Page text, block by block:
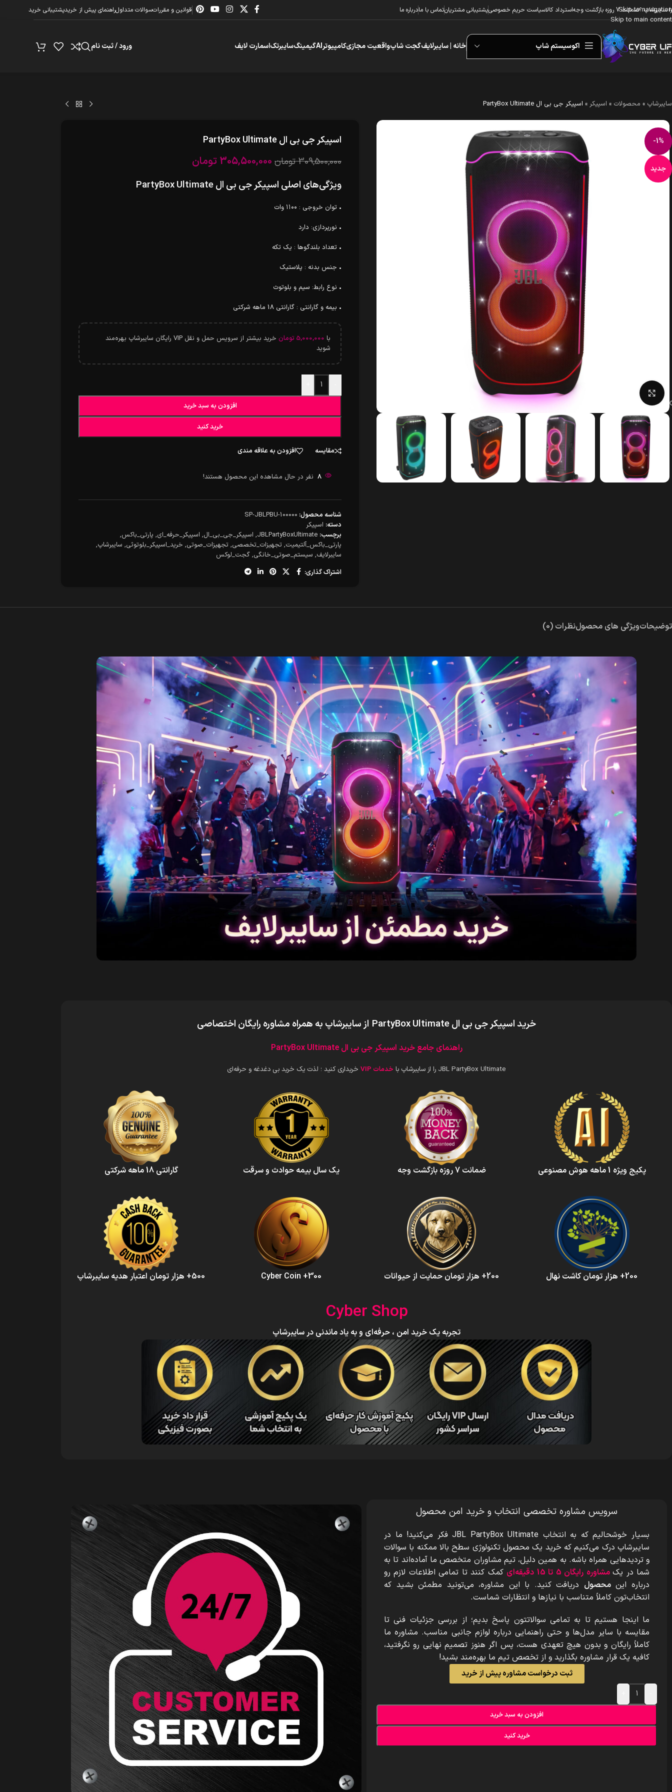
Skip to navigation
Skip to main content
سایبرشاپ ؟ضمانت 7 روزه بازگشت وجه استرداد کالاسیاست حریم خصوصیپشتیبانی مشتریانتماس با مادرباره ما قوانین و مقرراتسوالات متداولراهنمای پیش از خریدپشتیبانی خرید
اکوسیستم شاپ خانه | سایبرلایفگجت شاپواقعیت مجازیکامپیوترAIگیمینگسایبرتکاسمارت لایف ورود / ثبت نام
سایبرشاپ » محصولات » اسپیکر » اسپیکر جی بی ال PartyBox Ultimate
-1%
جدید
اسپیکر جی بی ال PartyBox Ultimate
309,500,000تومان 305,500,000 تومان
ویژگی‌های اصلی اسپیکر جی بی ال PartyBox Ultimate
• توان خروجی : ۱۱۰۰ وات
• نورپردازی: دارد
• تعداد بلندگوها : یک تکه
• جنس بدنه : پلاستیک
• نوع رابط: سیم و بلوتوث
• بیمه و گارانتی : گارانتی 18 ماهه شرکتی
با 5,000,000 تومان
خرید بیشتر از سرویس حمل و نقل VIP رایگان سایبرشاپ بهره‌مند
شوید
افزودن به سبد خرید
خرید کنید
مقایسه افزودن به علاقه مندی
8 نفر در حال مشاهده این محصول هستند!
شناسه محصول: SP-JBLPBU-100000
دسته: اسپیکر
برچسب: JBLPartyBoxUltimate
, اسپیکر_جی_بی_ال, اسپیکر_حرفه_ای, پارتی_باکس,
پارتی_باکس_آلتیمیت, تجهیزات_تخصصی, تجهیزات_صوتی, خرید_اسپیکر_بلوتوثی, سایبرشاپ,
سایبرلایف, سیستم_صوتی_خانگی, گجت_لوکس
اشتراک گذاری:
توضیحاتویژگی های محصولنظرات (0)
خرید اسپیکر جی بی ال PartyBox Ultimate از سایبرشاپ به همراه مشاوره رایگان اختصاصی
راهنمای جامع خرید اسپیکر جی بی ال PartyBox Ultimate
JBL PartyBox Ultimate را از سایبرشاپ با خدمات VIP خریداری کنید ؛ لذت یک خرید بی دغدغه و حرفه‌ای
پکیج ویژه 1 ماهه هوش‌ مصنوعی‌ ضمانت 7 روزه بازگشت وجه یک سال بیمه حوادث و سرقت گارانتی 18 ماهه شرکتی
200+ هزار تومان کاشت نهال 200+ هزار تومان حمایت از حیوانات 300+ Cyber Coin 500+ هزار تومان اعتبار هدیه سایبرشاپ
Cyber Shop
تجربه یک خرید امن ، حرفه‌ای و به یاد ماندنی در سایبرشاپ
سرویس مشاوره تخصصی انتخاب و خرید امن محصول
بسیار خوشحالیم که به انتخاب JBL PartyBox Ultimate
فکر می‌کنید! ما در
سایبرشاپ درک می‌کنیم که خرید یک محصول تکنولوژی سطح بالا ممکنه با سوالات
و تردیدهایی همراه باشه. به همین دلیل، تیم مشاوران متخصص ما آماده‌اند تا به
شما در یک مشاوره رایگان 5 تا 15 دقیقه‌ای
کمک کنند تا تمامی اطلاعات لازم رو
درباره اینمحصول دریافت کنید. با این مشاوره، می‌تونید مطمئن بشید که
انتخاب‌تون کاملاً متناسب با نیازها و انتظارات شماست.
ما اینجا هستیم تا به تمامی سوالاتتون پاسخ بدیم؛ از بررسی جزئیات فنی تا
مقایسه با سایر مدل‌ها و حتی راهنمایی درباره لوازم جانبی مناسب. مشاوره ما
کاملاً رایگان و بدون هیچ تعهدی هست، پس اگر هنوز تصمیم نهایی رو نگرفتید،
کافیه یک قرار مشاوره بگذارید و از تخصص تیم ما بهره‌مند بشید!
ثبت درخواست مشاوره پیش از خرید
افزودن به سبد خرید
خرید کنید